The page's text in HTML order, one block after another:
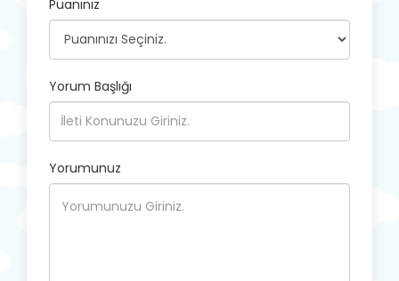
Puanınız
Yorum Başlığı
Yorumunuz